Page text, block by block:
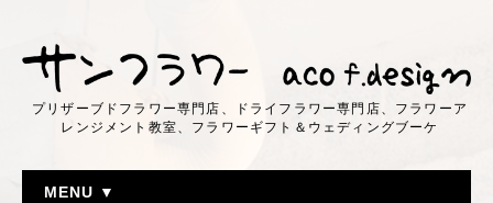
プリザーブドフラワー専門店、ドライフラワー専門店、フラワーア
レンジメント教室、フラワーギフト＆ウェディングブーケ
MENU ▼